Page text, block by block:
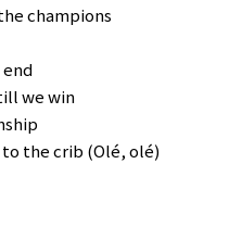
champions
we win
the crib (Olé, olé)